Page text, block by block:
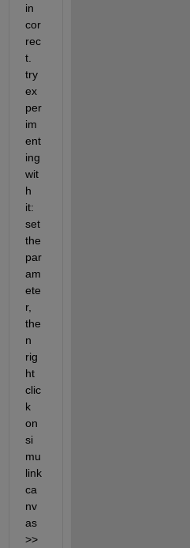
in
cor
rec
t.
try
ex
per
im
ent
ing
wit
h
it:
set
the
par
am
ete
r,
the
n
rig
ht
clic
k
on
si
mu
link
ca
nv
as
>>